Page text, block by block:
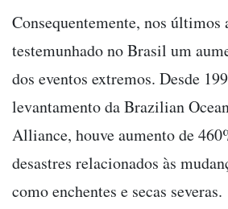
Consequentemente, nos últimos
testemunhado no Brasil um
dos eventos extremos. Desde
levantamento da Brazilian
Alliance, houve aumento de
desastres relacionados às
como enchentes e secas severas.